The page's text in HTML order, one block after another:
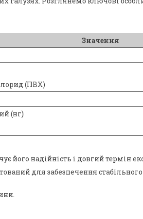
Значення
(ПВХ)
(нг)
його надійність і довгий термін
для забезпечення